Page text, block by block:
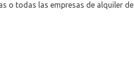
o todas las empresas de alquiler de